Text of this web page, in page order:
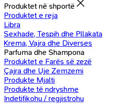
Produktet në shportë
Produktet e reja
Libra
Sexhade, Tespih dhe Pllakata
Krema, Vajra dhe Diverses
Parfuma dhe Shampona
Produktet e Farës së zezë
Çajra dhe Uje Zemzemi
Produkte Mjalti
Produkte të ndryshme
Indetifikohu / regjistrohu